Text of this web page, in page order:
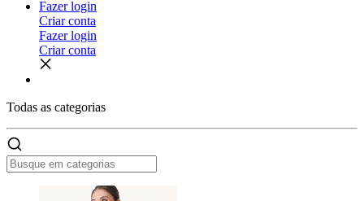
Fazer login
Criar conta
Fazer login
Criar conta
Todas as categorias